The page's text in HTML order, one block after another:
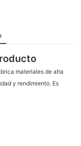
materiales de alta
y rendimiento. Es